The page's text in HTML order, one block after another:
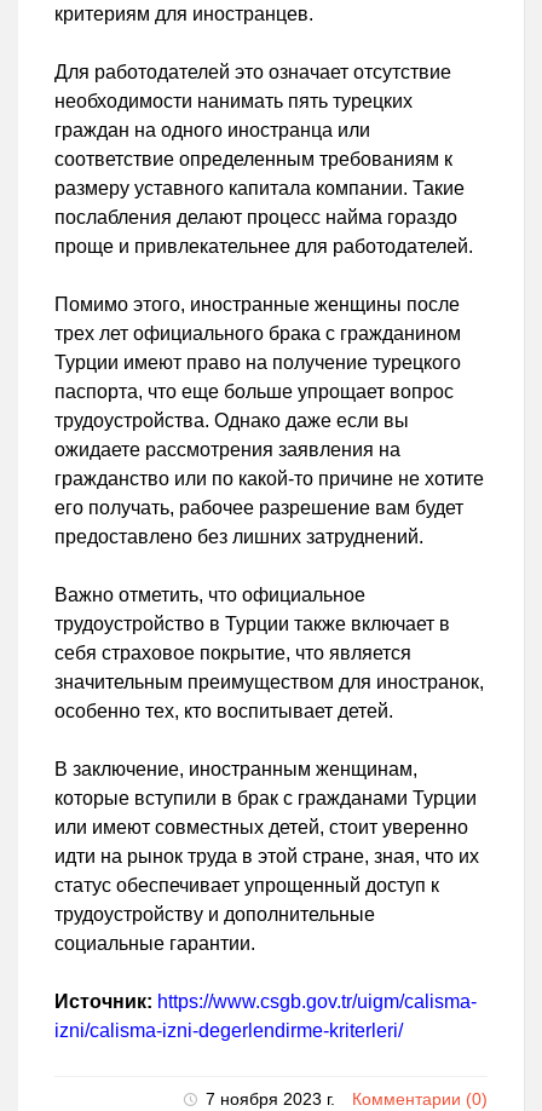
критериям для иностранцев.
Для работодателей это означает отсутствие
необходимости нанимать пять турецких
граждан на одного иностранца или
соответствие определенным требованиям к
размеру уставного капитала компании. Такие
послабления делают процесс найма гораздо
проще и привлекательнее для работодателей.
Помимо этого, иностранные женщины после
трех лет официального брака с гражданином
Турции имеют право на получение турецкого
паспорта, что еще больше упрощает вопрос
трудоустройства. Однако даже если вы
ожидаете рассмотрения заявления на
гражданство или по какой-то причине не хотите
его получать, рабочее разрешение вам будет
предоставлено без лишних затруднений.
Важно отметить, что официальное
трудоустройство в Турции также включает в
себя страховое покрытие, что является
значительным преимуществом для иностранок,
особенно тех, кто воспитывает детей.
В заключение, иностранным женщинам,
которые вступили в брак с гражданами Турции
или имеют совместных детей, стоит уверенно
идти на рынок труда в этой стране, зная, что их
статус обеспечивает упрощенный доступ к
трудоустройству и дополнительные
социальные гарантии.
Источник: https://www.csgb.gov.tr/uigm/calisma-
izni/calisma-izni-degerlendirme-kriterleri/
7 ноября 2023 г. Комментарии (0)